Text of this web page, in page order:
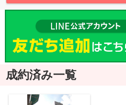
成約済み一覧